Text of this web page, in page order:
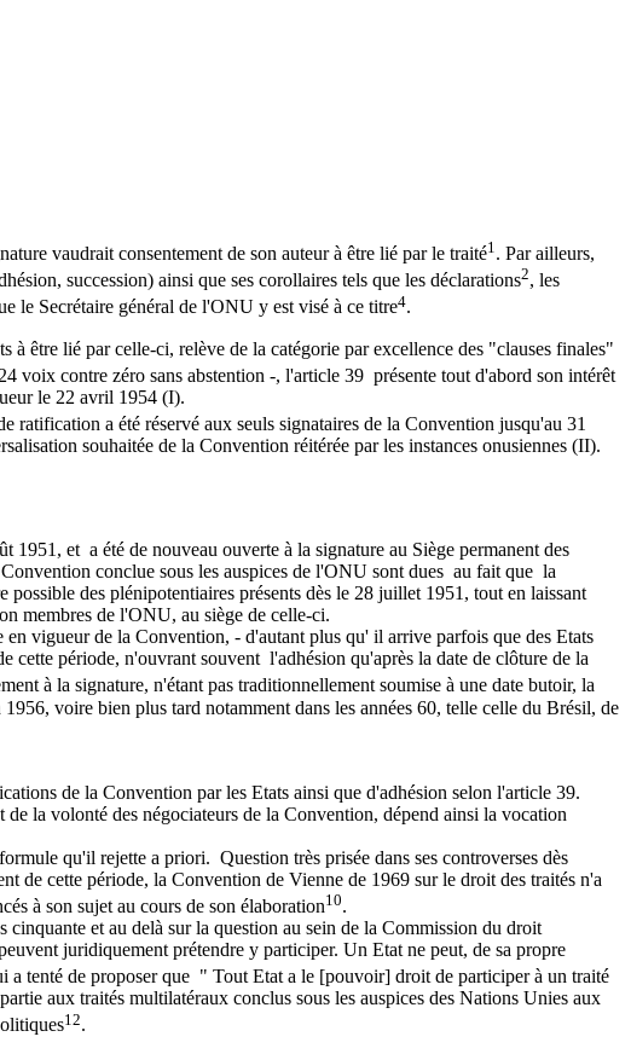
vaudrait consentement de son auteur à être lié par le traité1 . Par ailleurs,
succession) ainsi que ses corollaires tels que les déclarations2, les
le Secrétaire général de l'ONU y est visé à ce titre4.
être lié par celle-ci, relève de la catégorie par excellence des "clauses finales"
voix contre zéro sans abstention -, l'article 39 présente tout d'abord son intérêt
le 22 avril 1954 (I).
ratification a été réservé aux seuls signataires de la Convention jusqu'au 31
souhaitée de la Convention réitérée par les instances onusiennes (II).
et a été de nouveau ouverte à la signature au Siège permanent des
conclue sous les auspices de l'ONU sont dues au fait que la
des plénipotentiaires présents dès le 28 juillet 1951, tout en laissant
membres de l'ONU, au siège de celle-ci.
vigueur de la Convention, - d'autant plus qu' il arrive parfois que des Etats
cette période, n'ouvrant souvent l'adhésion qu'après la date de clôture de la
à la signature, n'étant pas traditionnellement soumise à une date butoir, la
voire bien plus tard notamment dans les années 60, telle celle du Brésil, de
de la Convention par les Etats ainsi que d'adhésion selon l'article 39.
la volonté des négociateurs de la Convention, dépend ainsi la vocation
qu'il rejette a priori. Question très prisée dans ses controverses dès
de cette période, la Convention de Vienne de 1969 sur le droit des traités n'a
à son sujet au cours de son élaboration10.
cinquante et au delà sur la question au sein de la Commission du droit
juridiquement prétendre y participer. Un Etat ne peut, de sa propre
a tenté de proposer que " Tout Etat a le [pouvoir] droit de participer à un traité
aux traités multilatéraux conclus sous les auspices des Nations Unies aux
12.